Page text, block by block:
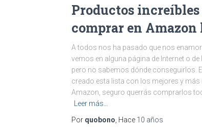
Productos increíbles
comprar en Amazon
A todos nos ha pasado que nos
vemos en alguna página de Internet o
pero no sabemos dónde conseguirlos.
creado esta lista con los mejores y
Amazon, seguro querrás comprarlos
Leer más…
Por quobono , Hace 10 años